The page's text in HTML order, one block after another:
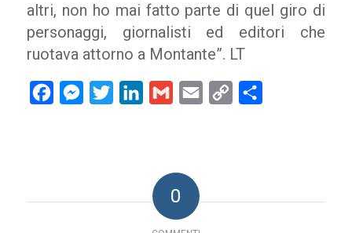
altri, non ho mai fatto parte di quel giro di
personaggi, giornalisti ed editori che
ruotava attorno a Montante”. LT
FacebookMessenger
Twitter LinkedInGmail Email
Copy
0